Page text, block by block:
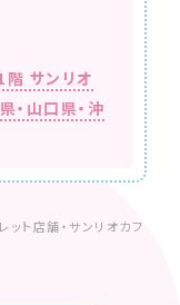
サンリオ
・山口県・沖
ト店舗・サンリオカフ